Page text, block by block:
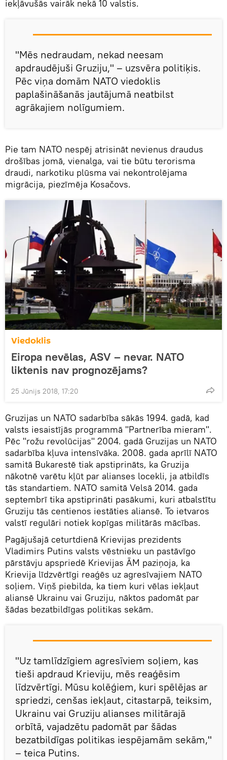
iekļāvušās vairāk nekā 10 valstis.
"Mēs nedraudam, nekad neesam
apdraudējuši Gruziju," – uzsvēra politiķis.
Pēc viņa domām NATO viedoklis
paplašināšanās jautājumā neatbilst
agrākajiem nolīgumiem.
Pie tam NATO nespēj atrisināt nevienus draudus
drošības jomā, vienalga, vai tie būtu terorisma
draudi, narkotiku plūsma vai nekontrolējama
migrācija, piezīmēja Kosačovs.
Viedoklis
Eiropa nevēlas, ASV – nevar. NATO
liktenis nav prognozējams?
25 Jūnijs 2018, 17:20
Gruzijas un NATO sadarbība sākās 1994. gadā, kad
valsts iesaistījās programmā "Partnerība mieram".
Pēc "rožu revolūcijas" 2004. gadā Gruzijas un NATO
sadarbība kļuva intensīvāka. 2008. gada aprīlī NATO
samitā Bukarestē tiak apstiprināts, ka Gruzija
nākotnē varētu kļūt par alianses locekli, ja atbildīs
tās standartiem. NATO samitā Velsā 2014. gada
septembrī tika apstiprināti pasākumi, kuri atbalstītu
Gruziju tās centienos iestāties aliansē. To ietvaros
valstī regulāri notiek kopīgas militārās mācības.
Pagājušajā ceturtdienā Krievijas prezidents
Vladimirs Putins valsts vēstnieku un pastāvīgo
pārstāvju apspriedē Krievijas ĀM paziņoja, ka
Krievija līdzvērtīgi reaģēs uz agresīvajiem NATO
soļiem. Viņš piebilda, ka tiem kuri vēlas iekļaut
aliansē Ukrainu vai Gruziju, nāktos padomāt par
šādas bezatbildīgas politikas sekām.
"Uz tamlīdzīgiem agresīviem soļiem, kas
tieši apdraud Krieviju, mēs reaģēsim
līdzvērtīgi. Mūsu kolēģiem, kuri spēlējas ar
spriedzi, cenšas iekļaut, citastarpā, teiksim,
Ukrainu vai Gruziju alianses militārajā
orbītā, vajadzētu padomāt par šādas
bezatbildīgas politikas iespējamām sekām,"
– teica Putins.